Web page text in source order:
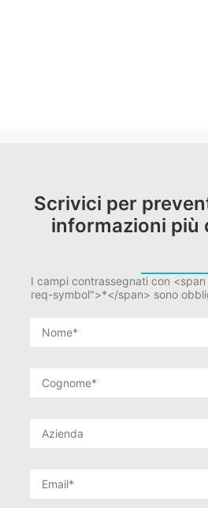
Scrivici per
informazioni più
I campi contrassegnati con
req-symbol">*</span> sono